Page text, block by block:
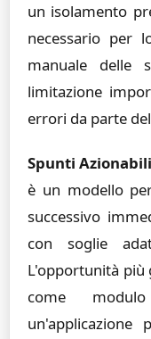
un isolamento
necessario per
manuale delle
limitazione
errori da parte
Spunti
è un modello
successivo
con soglie
L'opportunità più
come